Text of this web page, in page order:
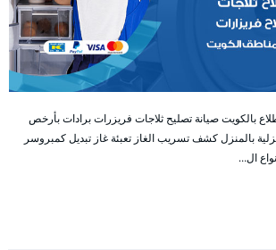
بالكويت صيانة تصليح ثلاجات فريزرات برادات بأرخص
بالمنزل كشف تسريب الغاز تعبئة غاز تبديل كمبروسر
ال…